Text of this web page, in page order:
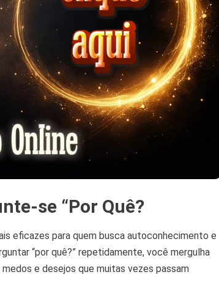
se “Por Quê?
eficazes para quem busca autoconhecimento e
“por quê?” repetidamente, você mergulha
e desejos que muitas vezes passam